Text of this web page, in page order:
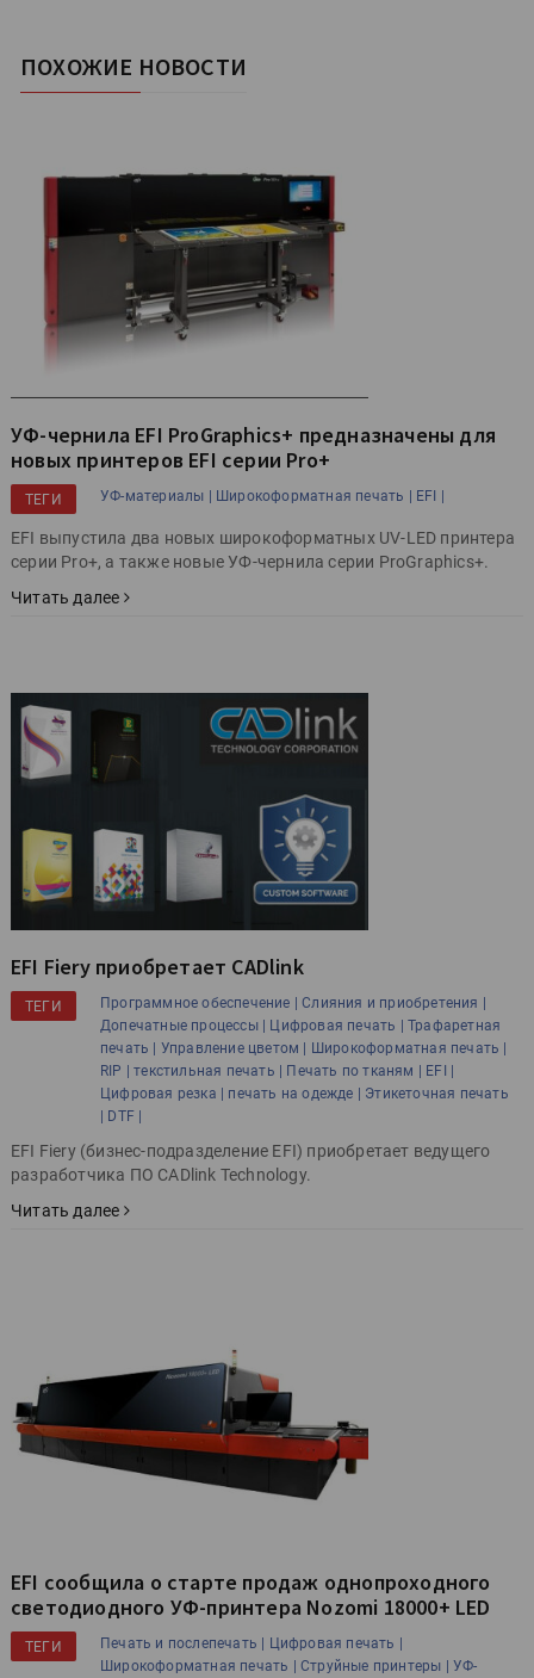
ПОХОЖИЕ НОВОСТИ
УФ-чернила EFI ProGraphics+ предназначены для
новых принтеров EFI серии Pro+
ТЕГИ УФ-материалы | Широкоформатная печать | EFI |
EFI выпустила два новых широкоформатных UV-LED принтера
серии Pro+, а также новые УФ-чернила серии ProGraphics+.
Читать далее
EFI Fiery приобретает CADlink
ТЕГИ Программное обеспечение |
Слияния и приобретения |
Допечатные процессы |
Цифровая печать |
Трафаретная
печать |
Управление цветом |
Широкоформатная печать |
RIP |
текстильная печать | Печать по тканям |
EFI |
Цифровая резка |
печать на одежде |
Этикеточная печать
DTF |
EFI Fiery (бизнес-подразделение EFI) приобретает ведущего
разработчика ПО CADlink Technology.
Читать далее
EFI сообщила о старте продаж однопроходного
светодиодного УФ-принтера Nozomi 18000+ LED
ТЕГИ Печать и послепечать |
Цифровая печать |
Широкоформатная печать |
Струйные принтеры | УФ-